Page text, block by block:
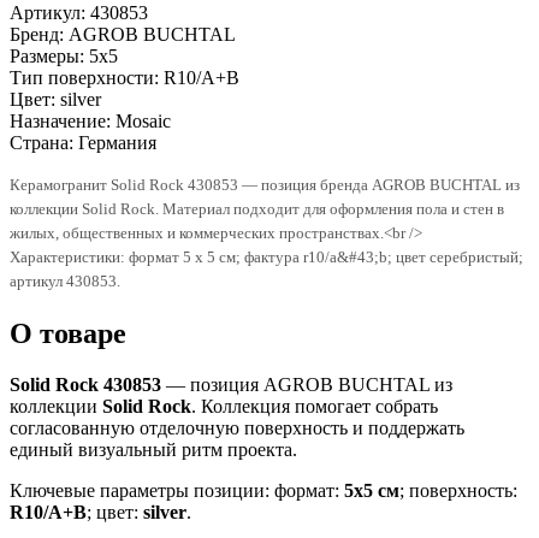
Артикул: 430853
Бренд: AGROB BUCHTAL
Размеры: 5x5
Тип поверхности: R10/A+B
Цвет: silver
Назначение: Mosaic
Страна: Германия
Керамогранит Solid Rock 430853 — позиция бренда AGROB BUCHTAL из
коллекции Solid Rock. Материал подходит для оформления пола и стен в
жилых, общественных и коммерческих пространствах.<br />
Характеристики: формат 5 x 5 см; фактура r10/a&#43;b; цвет серебристый;
артикул 430853.
О товаре
Solid Rock 430853 — позиция AGROB BUCHTAL из
коллекции Solid Rock. Коллекция помогает собрать
согласованную отделочную поверхность и поддержать
единый визуальный ритм проекта.
Ключевые параметры позиции: формат: 5x5 см; поверхность:
R10/A+B; цвет: silver.